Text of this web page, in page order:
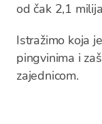
od čak 2,1
Istražimo koja
pingvinima i
zajednicom.